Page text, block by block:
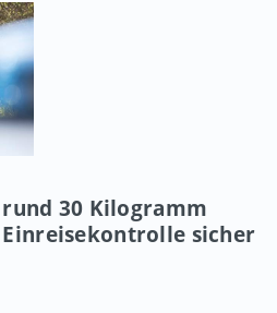
30 Kilogramm
sicher